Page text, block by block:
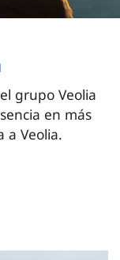
grupo Veolia
en más
a Veolia.